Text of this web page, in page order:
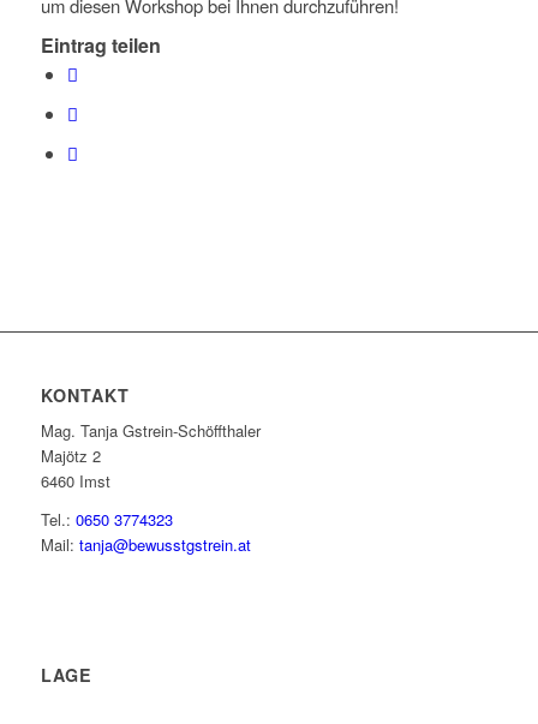
Eintrag teilen
KONTAKT
Mag. Tanja Gstrein-Schöffthaler
Majötz 2
6460 Imst
Tel.: 0650 3774323
Mail: tanja@bewusstgstrein.at
LAGE